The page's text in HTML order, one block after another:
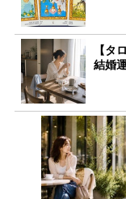
【タ
結婚